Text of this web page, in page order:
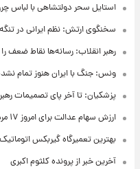
استایل سحر دولتشاهی با لباس
سخنگوی ارتش: نظم ایرانی در
رهبر انقلاب: رسانه‌ها نقاط ضعف
ونس: جنگ با ایران هنوز تمام
پزشکیان: تا آخر پای تصمیمات
ارزش سهام عدالت برای امروز ۱۷ مرداد ۱۴۰۵ + جدول
بهترین تعمیرگاه گیربکس
آخرین خبر از پرونده کلثوم اکبری